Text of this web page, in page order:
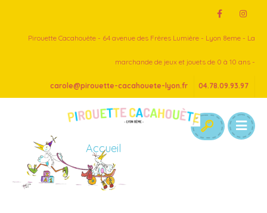
Pirouette Cacahouète - 64 avenue des Frères Lumière - Lyon 8eme - La
marchande de jeux et jouets de 0 à 10 ans -
carole@pirouette-cacahouete-lyon.fr 04.78.09.93.97
Accueil